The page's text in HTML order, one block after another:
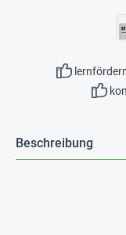
Beschreibung